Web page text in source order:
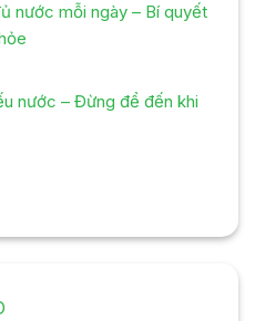
nước mỗi ngày – Bí quyết
nước – Đừng để đến khi